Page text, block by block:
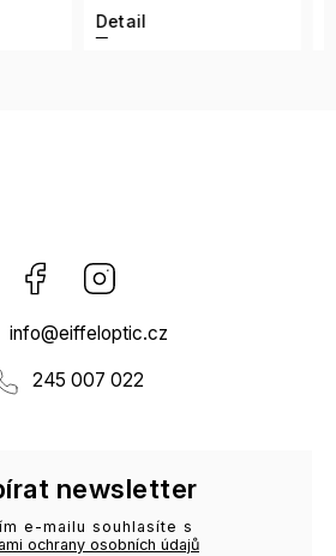
Detail
Facebook
info@eiffeloptic.cz
245 007 022
newsletter
e-mailu souhlasíte s
ochrany osobních údajů